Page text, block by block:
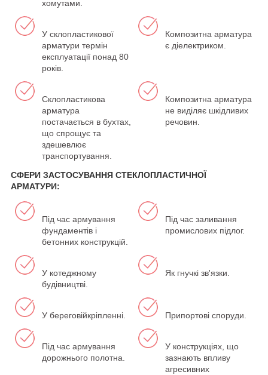
хомутами.
У склопластикової
арматури термін
експлуатації понад 80
років.
Композитна арматура
є діелектриком.
Склопластикова
арматура
постачається в бухтах,
що спрощує та
здешевлює
транспортування.
Композитна арматура
не виділяє шкідливих
речовин.
СФЕРИ ЗАСТОСУВАННЯ СТЕКЛОПЛАСТИЧНОЇ
АРМАТУРИ:
Під час армування
фундаментів і
бетонних конструкцій.
Під час заливання
промислових підлог.
У котеджному
будівництві.
Як гнучкі зв'язки.
У береговійкріпленні. Припортові споруди.
Під час армування
дорожнього полотна.
У конструкціях, що
зазнають впливу
агресивних